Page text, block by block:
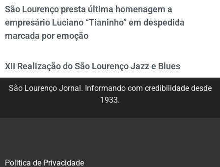
São Lourenço presta última homenagem a
empresário Luciano “Tianinho” em despedida
marcada por emoção
XII Realização do São Lourenço Jazz e Blues
São Lourenço Jornal. Informando com credibilidade desde
1933.
Politica de Privacidade